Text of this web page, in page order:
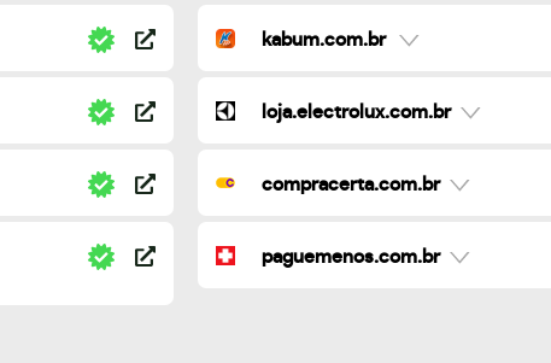
kabum.com.br
loja.electrolux.com.br
compracerta.com.br
paguemenos.com.br